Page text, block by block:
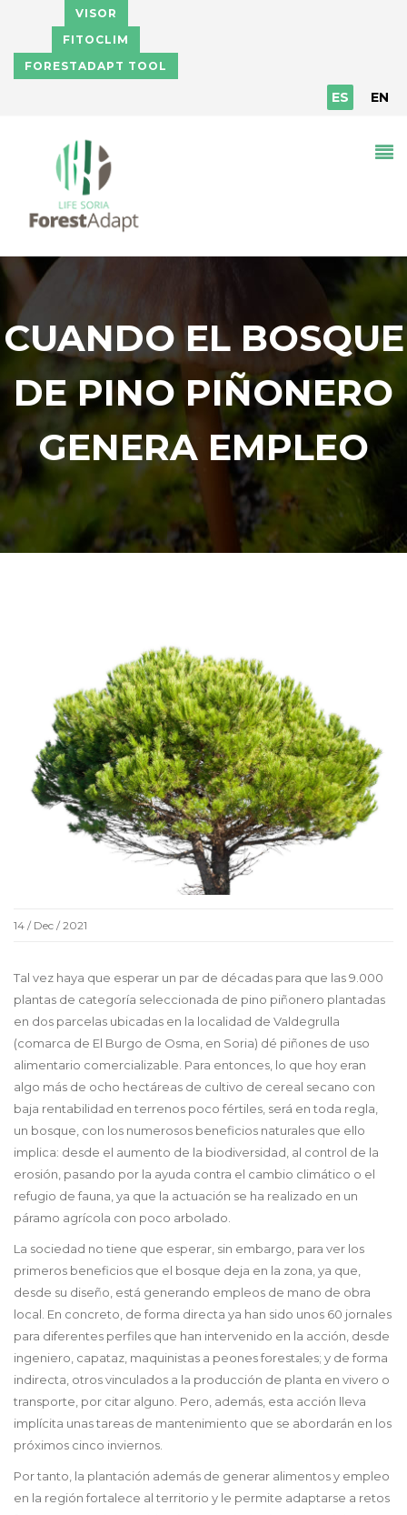
Pasar al contenido principal
VISOR
FITOCLIM
FORESTADAPT TOOL
ES EN
CUANDO EL BOSQUE
DE PINO PIÑONERO
GENERA EMPLEO
14 / Dec / 2021
Tal vez haya que esperar un par de décadas para que las 9.000
plantas de categoría seleccionada de pino piñonero plantadas
en dos parcelas ubicadas en la localidad de Valdegrulla
(comarca de El Burgo de Osma, en Soria) dé piñones de uso
alimentario comercializable. Para entonces, lo que hoy eran
algo más de ocho hectáreas de cultivo de cereal secano con
baja rentabilidad en terrenos poco fértiles, será en toda regla,
un bosque, con los numerosos beneficios naturales que ello
implica: desde el aumento de la biodiversidad, al control de la
erosión, pasando por la ayuda contra el cambio climático o el
refugio de fauna, ya que la actuación se ha realizado en un
páramo agrícola con poco arbolado.
La sociedad no tiene que esperar, sin embargo, para ver los
primeros beneficios que el bosque deja en la zona, ya que,
desde su diseño, está generando empleos de mano de obra
local. En concreto, de forma directa ya han sido unos 60 jornales
para diferentes perfiles que han intervenido en la acción, desde
ingeniero, capataz, maquinistas a peones forestales; y de forma
indirecta, otros vinculados a la producción de planta en vivero o
transporte, por citar alguno. Pero, además, esta acción lleva
implícita unas tareas de mantenimiento que se abordarán en los
próximos cinco inviernos.
Por tanto, la plantación además de generar alimentos y empleo
en la región fortalece al territorio y le permite adaptarse a retos